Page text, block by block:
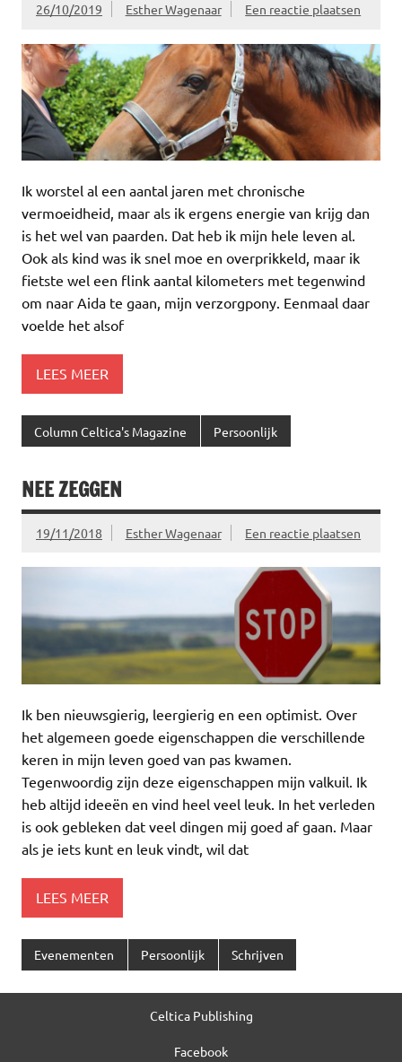
26/10/2019 Esther Wagenaar Een reactie plaatsen
Ik worstel al een aantal jaren met chronische
vermoeidheid, maar als ik ergens energie van krijg dan
is het wel van paarden. Dat heb ik mijn hele leven al.
Ook als kind was ik snel moe en overprikkeld, maar ik
fietste wel een flink aantal kilometers met tegenwind
om naar Aida te gaan, mijn verzorgpony. Eenmaal daar
voelde het alsof
LEES MEER
Column Celtica's Magazine Persoonlijk
NEE ZEGGEN
19/11/2018 Esther Wagenaar Een reactie plaatsen
Ik ben nieuwsgierig, leergierig en een optimist. Over
het algemeen goede eigenschappen die verschillende
keren in mijn leven goed van pas kwamen.
Tegenwoordig zijn deze eigenschappen mijn valkuil. Ik
heb altijd ideeën en vind heel veel leuk. In het verleden
is ook gebleken dat veel dingen mij goed af gaan. Maar
als je iets kunt en leuk vindt, wil dat
LEES MEER
Evenementen Persoonlijk Schrijven
Celtica Publishing
Facebook